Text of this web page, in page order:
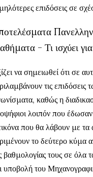
επιδόσεις σε
- Τι ισχύει
να σημειωθεί ότι σε
τις
καθώς η
λοιπόν που
που θα λάβουν με τα
το δεύτερο κύμα
βαθμολογίας τους σε
υποβολή του